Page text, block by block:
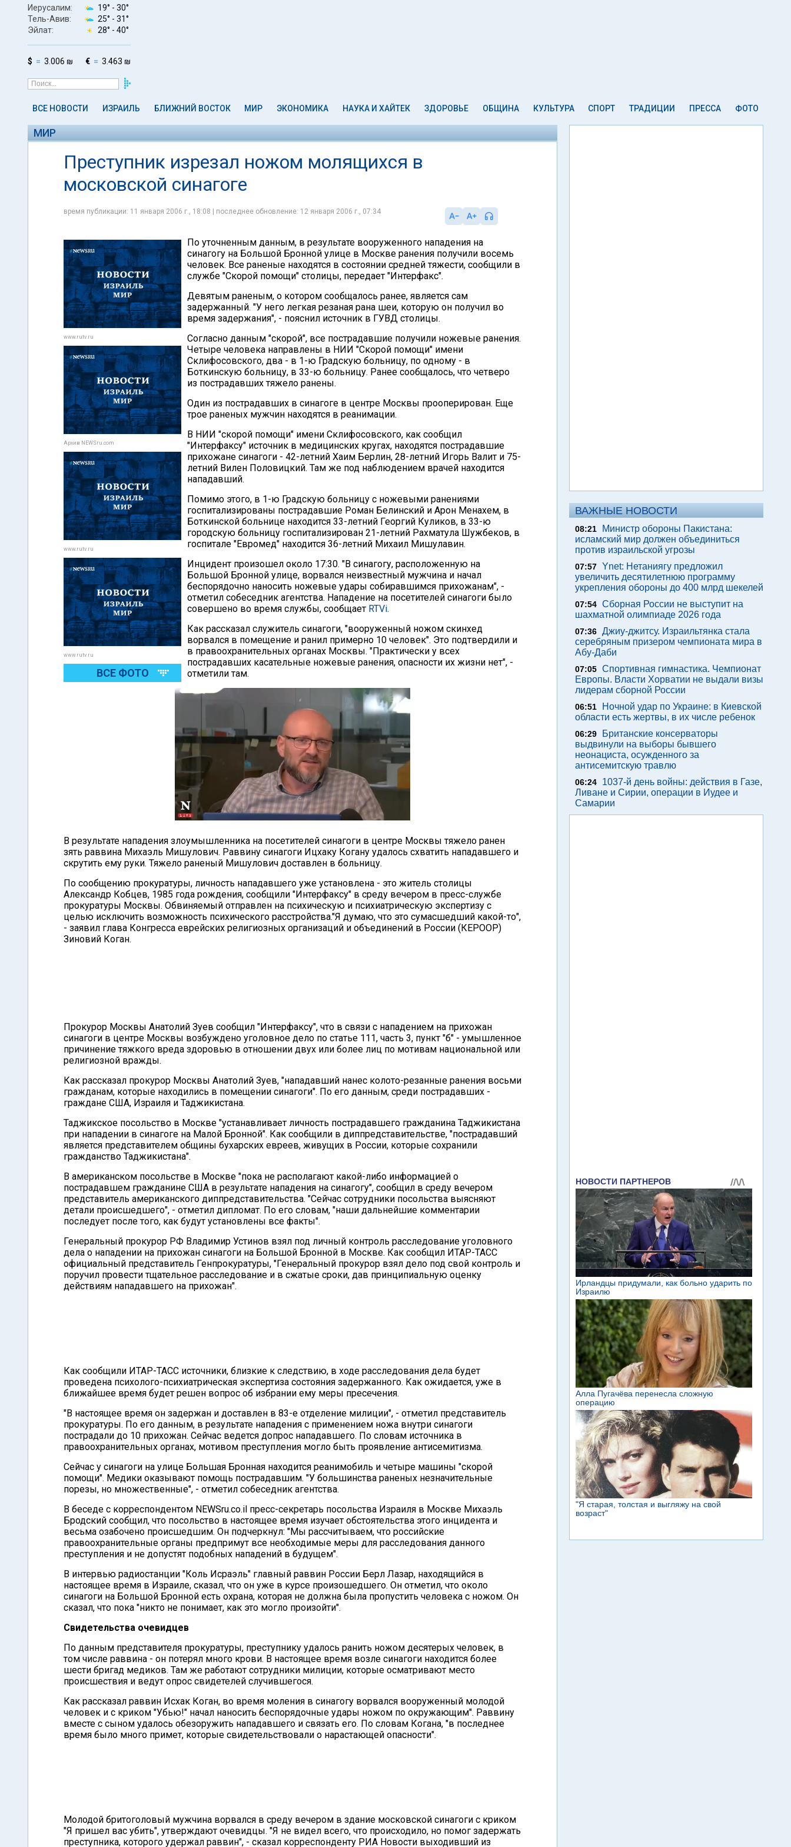
Иерусалим: 19° - 30°
Тель-Авив:
25° - 31°
Эйлат:
28° - 40°
$ 3.006 ₪ € 3.463 ₪
ВСЕ НОВОСТИ ИЗРАИЛЬ БЛИЖНИЙ ВОСТОК МИР ЭКОНОМИКА НАУКА И ХАЙТЕК ЗДОРОВЬЕ ОБЩИНА КУЛЬТУРА СПОРТ ТРАДИЦИИ ПРЕССА ФОТО
МИР
Преступник изрезал ножом молящихся в
московской синагоге
время публикации: 11 января 2006 г., 18:08 | последнее обновление: 12 января 2006 г., 07:34
www.rutv.ru
Архив NEWSru.com
www.rutv.ru
www.rutv.ru
ВСЕ ФОТО
По уточненным данным, в результате вооруженного нападения на
синагогу на Большой Бронной улице в Москве ранения получили восемь
человек. Все раненые находятся в состоянии средней тяжести, сообщили в
службе "Скорой помощи" столицы, передает "Интерфакс".
Девятым раненым, о котором сообщалось ранее, является сам
задержанный. "У него легкая резаная рана шеи, которую он получил во
время задержания", - пояснил источник в ГУВД столицы.
Согласно данным "скорой", все пострадавшие получили ножевые ранения.
Четыре человека направлены в НИИ "Скорой помощи" имени
Склифосовского, два - в 1-ю Градскую больницу, по одному - в
Боткинскую больницу, в 33-ю больницу. Ранее сообщалось, что четверо
из пострадавших тяжело ранены.
Один из пострадавших в синагоге в центре Москвы прооперирован. Еще
трое раненых мужчин находятся в реанимации.
В НИИ "скорой помощи" имени Склифосовского, как сообщил
"Интерфаксу" источник в медицинских кругах, находятся пострадавшие
прихожане синагоги - 42-летний Хаим Берлин, 28-летний Игорь Валит и 75-
летний Вилен Половицкий. Там же под наблюдением врачей находится
нападавший.
Помимо этого, в 1-ю Градскую больницу с ножевыми ранениями
госпитализированы пострадавшие Роман Белинский и Арон Менахем, в
Боткинской больнице находится 33-летний Георгий Куликов, в 33-ю
городскую больницу госпитализирован 21-летний Рахматула Шужбеков, в
госпитале "Евромед" находится 36-летний Михаил Мишулавин.
Инцидент произошел около 17:30. "В синагогу, расположенную на
Большой Бронной улице, ворвался неизвестный мужчина и начал
беспорядочно наносить ножевые удары собиравшимся прихожанам", -
отметил собеседник агентства. Нападение на посетителей синагоги было
совершено во время службы, сообщает RTVi.
Как рассказал служитель синагоги, "вооруженный ножом скинхед
ворвался в помещение и ранил примерно 10 человек". Это подтвердили и
в правоохранительных органах Москвы. "Практически у всех
пострадавших касательные ножевые ранения, опасности их жизни нет", -
отметили там.
В результате нападения злоумышленника на посетителей синагоги в центре Москвы тяжело ранен
зять раввина Михаэль Мишулович. Раввину синагоги Ицхаку Когану удалось схватить нападавшего и
скрутить ему руки. Тяжело раненый Мишулович доставлен в больницу.
По сообщению прокуратуры, личность нападавшего уже установлена - это житель столицы
Александр Кобцев, 1985 года рождения, сообщили "Интерфаксу" в среду вечером в пресс-службе
прокуратуры Москвы. Обвиняемый отправлен на психическую и психиатрическую экспертизу с
целью исключить возможность психического расстройства."Я думаю, что это сумасшедший какой-то",
- заявил глава Конгресса еврейских религиозных организаций и объединений в России (КЕРООР)
Зиновий Коган.
Прокурор Москвы Анатолий Зуев сообщил "Интерфаксу", что в связи с нападением на прихожан
синагоги в центре Москвы возбуждено уголовное дело по статье 111, часть 3, пункт "б" - умышленное
причинение тяжкого вреда здоровью в отношении двух или более лиц по мотивам национальной или
религиозной вражды.
Как рассказал прокурор Москвы Анатолий Зуев, "нападавший нанес колото-резанные ранения восьми
гражданам, которые находились в помещении синагоги". По его данным, среди пострадавших -
граждане США, Израиля и Таджикистана.
Таджикское посольство в Москве "устанавливает личность пострадавшего гражданина Таджикистана
при нападении в синагоге на Малой Бронной". Как сообщили в диппредставительстве, "пострадавший
является представителем общины бухарских евреев, живущих в России, которые сохранили
гражданство Таджикистана".
В американском посольстве в Москве "пока не располагают какой-либо информацией о
пострадавшем гражданине США в результате нападения на синагогу", сообщил в среду вечером
представитель американского диппредставительства. "Сейчас сотрудники посольства выясняют
детали происшедшего", - отметил дипломат. По его словам, "наши дальнейшие комментарии
последует после того, как будут установлены все факты".
Генеральный прокурор РФ Владимир Устинов взял под личный контроль расследование уголовного
дела о нападении на прихожан синагоги на Большой Бронной в Москве. Как сообщил ИТАР-ТАСС
официальный представитель Генпрокуратуры, "Генеральный прокурор взял дело под свой контроль и
поручил провести тщательное расследование и в сжатые сроки, дав принципиальную оценку
действиям нападавшего на прихожан".
Как сообщили ИТАР-ТАСС источники, близкие к следствию, в ходе расследования дела будет
проведена психолого-психиатрическая экспертиза состояния задержанного. Как ожидается, уже в
ближайшее время будет решен вопрос об избрании ему меры пресечения.
"В настоящее время он задержан и доставлен в 83-е отделение милиции", - отметил представитель
прокуратуры. По его данным, в результате нападения с применением ножа внутри синагоги
пострадали до 10 прихожан. Сейчас ведется допрос нападавшего. По словам источника в
правоохранительных органах, мотивом преступления могло быть проявление антисемитизма.
Сейчас у синагоги на улице Большая Бронная находится реанимобиль и четыре машины "скорой
помощи". Медики оказывают помощь пострадавшим. "У большинства раненых незначительные
порезы, но множественные", - отметил собеседник агентства.
В беседе с корреспондентом NEWSru.co.il пресс-секретарь посольства Израиля в Москве Михаэль
Бродский сообщил, что посольство в настоящее время изучает обстоятельства этого инцидента и
весьма озабочено происшедшим. Он подчеркнул: "Мы рассчитываем, что российские
правоохранительные органы предпримут все необходимые меры для расследования данного
преступления и не допустят подобных нападений в будущем".
В интервью радиостанции "Коль Исраэль" главный раввин России Берл Лазар, находящийся в
настоящее время в Израиле, сказал, что он уже в курсе произошедшего. Он отметил, что около
синагоги на Большой Бронной есть охрана, которая не должна была пропустить человека с ножом. Он
сказал, что пока "никто не понимает, как это могло произойти".
Свидетельства очевидцев
По данным представителя прокуратуры, преступнику удалось ранить ножом десятерых человек, в
том числе раввина - он потерял много крови. В настоящее время возле синагоги находится более
шести бригад медиков. Там же работают сотрудники милиции, которые осматривают место
происшествия и ведут опрос свидетелей случившегося.
Как рассказал раввин Исхак Коган, во время моления в синагогу ворвался вооруженный молодой
человек и с криком "Убью!" начал наносить беспорядочные удары ножом по окружающим". Раввину
вместе с сыном удалось обезоружить нападавшего и связать его. По словам Когана, "в последнее
время было много примет, которые свидетельствовали о нарастающей опасности".
Молодой бритоголовый мужчина ворвался в среду вечером в здание московской синагоги с криком
"Я пришел вас убить", утверждают очевидцы. "Я не видел всего, что происходило, но помог задержать
преступника, которого удержал раввин", - сказал корреспонденту РИА Новости выходивший из
ВАЖНЫЕ НОВОСТИ
08:21
Министр обороны Пакистана:
исламский мир должен объединиться
против израильской угрозы
07:57 Ynet: Нетаниягу предложил
увеличить десятилетнюю программу
укрепления обороны до 400 млрд шекелей
07:54 Сборная России не выступит на
шахматной олимпиаде 2026 года
07:36 Джиу-джитсу. Израильтянка стала
серебряным призером чемпионата мира в
Абу-Даби
07:05 Спортивная гимнастика. Чемпионат
Европы. Власти Хорватии не выдали визы
лидерам сборной России
06:51
Ночной удар по Украине: в Киевской
области есть жертвы, в их числе ребенок
06:29
Британские консерваторы
выдвинули на выборы бывшего
неонациста, осужденного за
антисемитскую травлю
06:24
1037-й день войны: действия в Газе,
Ливане и Сирии, операции в Иудее и
Самарии